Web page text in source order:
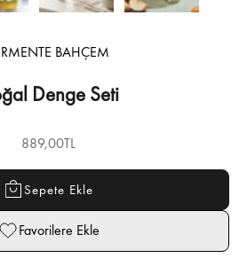
BAHÇEM
Denge Seti
İndirimli fiyat
889,00TL
Sepete Ekle
Favorilere Ekle